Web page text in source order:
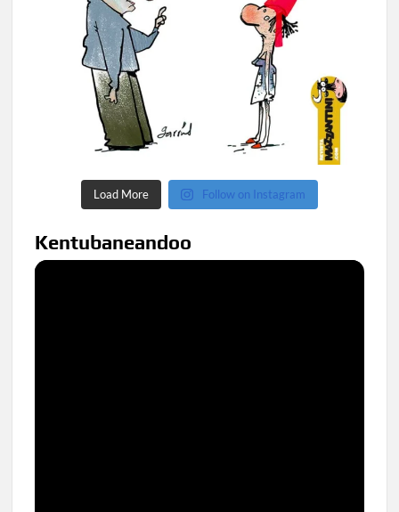
Load More Follow on Instagram
Kentubaneandoo